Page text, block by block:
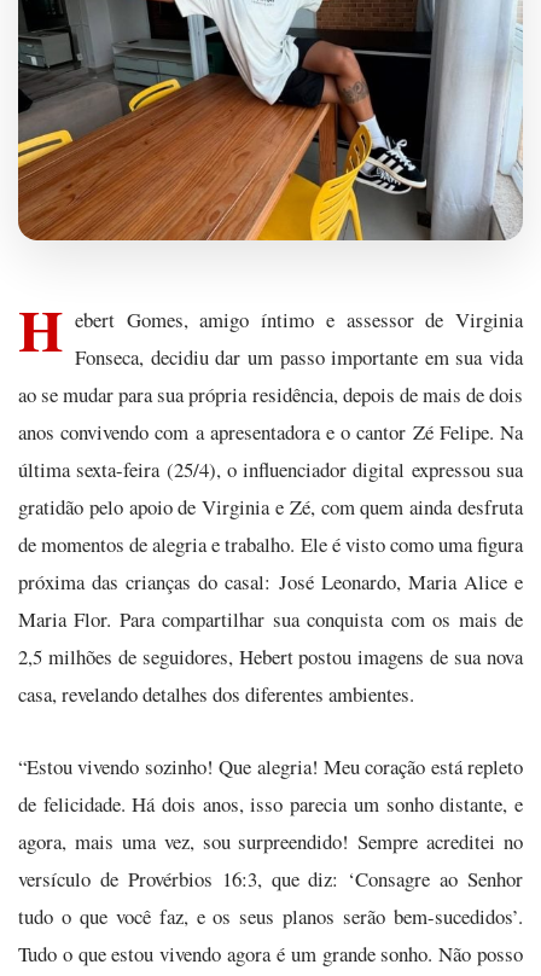
H ebert Gomes, amigo íntimo e assessor de Virginia
Fonseca, decidiu dar um passo importante em sua vida
ao se mudar para sua própria residência, depois de mais de dois
anos convivendo com a apresentadora e o cantor Zé Felipe. Na
última sexta-feira (25/4), o influenciador digital expressou sua
gratidão pelo apoio de Virginia e Zé, com quem ainda desfruta
de momentos de alegria e trabalho. Ele é visto como uma figura
próxima das crianças do casal: José Leonardo, Maria Alice e
Maria Flor. Para compartilhar sua conquista com os mais de
2,5 milhões de seguidores, Hebert postou imagens de sua nova
casa, revelando detalhes dos diferentes ambientes.
“Estou vivendo sozinho! Que alegria! Meu coração está repleto
de felicidade. Há dois anos, isso parecia um sonho distante, e
agora, mais uma vez, sou surpreendido! Sempre acreditei no
versículo de Provérbios 16:3, que diz: ‘Consagre ao Senhor
tudo o que você faz, e os seus planos serão bem-sucedidos’.
Tudo o que estou vivendo agora é um grande sonho. Não posso